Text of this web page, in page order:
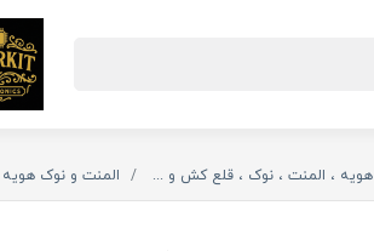
هویه ، المنت ، نوک ، قلع کش و ... المنت و نوک هویه